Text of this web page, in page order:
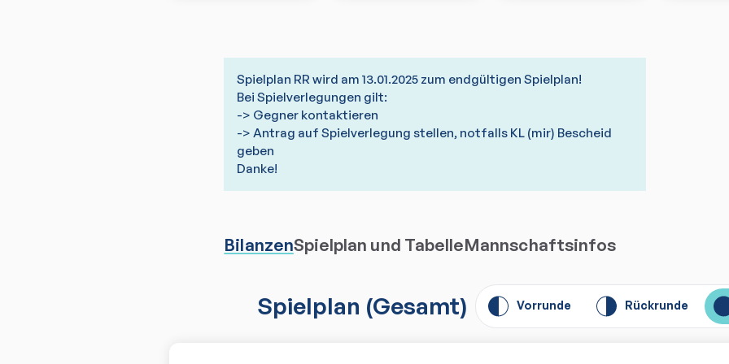
Spielplan RR wird am 13.01.2025 zum endgültigen Spielplan!
Bei Spielverlegungen gilt:
-> Gegner kontaktieren
-> Antrag auf Spielverlegung stellen, notfalls KL (mir) Bescheid
geben
Danke!
BilanzenSpielplan und TabelleMannschaftsinfos
Spielplan (Gesamt) Vorrunde Rückrunde